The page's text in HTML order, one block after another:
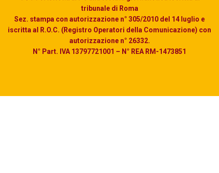
tribunale di Roma
Sez. stampa con autorizzazione n° 305/2010 del 14 luglio e
iscritta al R.O.C. (Registro Operatori della Comunicazione) con
autorizzazione n° 26332.
N° Part. IVA 13797721001 – N° REA RM-1473851